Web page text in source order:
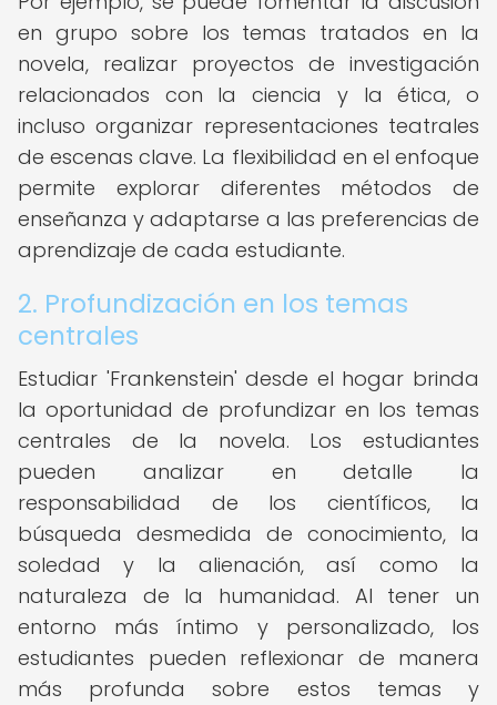
en grupo sobre los temas tratados en la
novela, realizar proyectos de investigación
relacionados con la ciencia y la ética, o
incluso organizar representaciones teatrales
de escenas clave. La flexibilidad en el enfoque
permite explorar diferentes métodos de
enseñanza y adaptarse a las preferencias de
aprendizaje de cada estudiante.
2. Profundización en los temas
centrales
Estudiar 'Frankenstein' desde el hogar brinda
la oportunidad de profundizar en los temas
centrales de la novela. Los estudiantes
pueden analizar en detalle la
responsabilidad de los científicos, la
búsqueda desmedida de conocimiento, la
soledad y la alienación, así como la
naturaleza de la humanidad. Al tener un
entorno más íntimo y personalizado, los
estudiantes pueden reflexionar de manera
más profunda sobre estos temas y